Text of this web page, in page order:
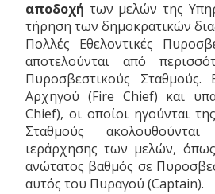
αποδοχή των μελών της
τήρηση των δημοκρατικών
Πολλές Εθελοντικές
αποτελούνται από
Πυροσβεστικούς Σταθμούς.
Αρχηγού (Fire Chief) και
Chief), οι οποίοι ηγούνται
Σταθμούς
ιεράρχησης των μελών,
ανώτατος βαθμός σε
αυτός του Πυραγού (Captain).